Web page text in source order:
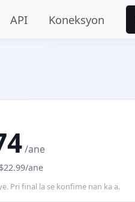
API Koneksyon
/ane
ane
Pri final la se konfime nan ka a.